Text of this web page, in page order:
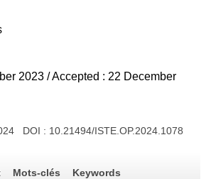
2023 / Accepted : 22 December
DOI : 10.21494/ISTE.OP.2024.1078
Mots-clés Keywords